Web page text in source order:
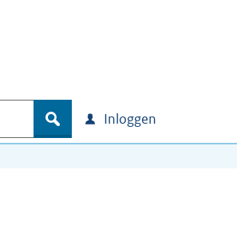
zoek Inloggen